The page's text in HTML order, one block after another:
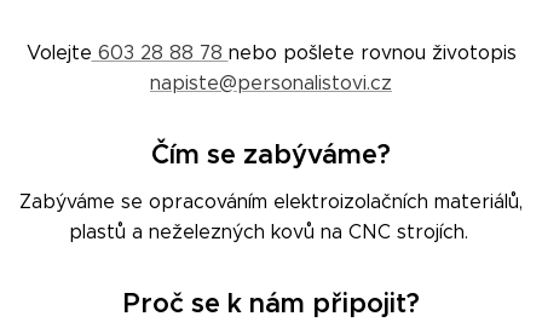
Volejte 603 28 88 78 nebo pošlete rovnou životopis
napiste@personalistovi.cz
Čím se zabýváme?
Zabýváme se opracováním elektroizolačních materiálů,
plastů a neželezných kovů na CNC strojích.
Proč se k nám připojit?